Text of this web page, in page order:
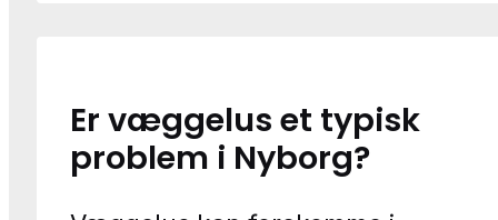
Er væggelus et typisk
problem i Nyborg?